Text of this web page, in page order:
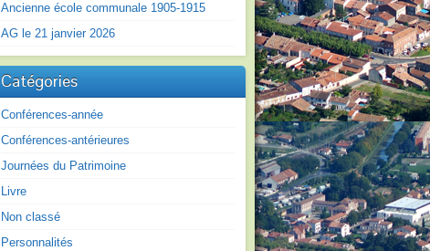
Ancienne école communale 1905-1915
AG le 21 janvier 2026
Catégories
Conférences-année
Conférences-antérieures
Journées du Patrimoine
Livre
Non classé
Personnalités